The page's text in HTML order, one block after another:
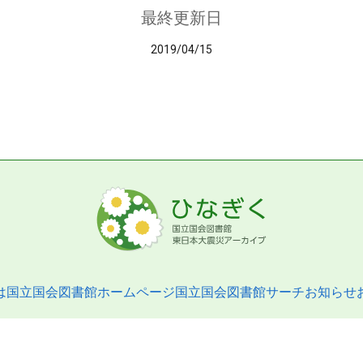
最終更新日
2019/04/15
国立国会図書館ホームページ国立国会図書館サーチお知らせ